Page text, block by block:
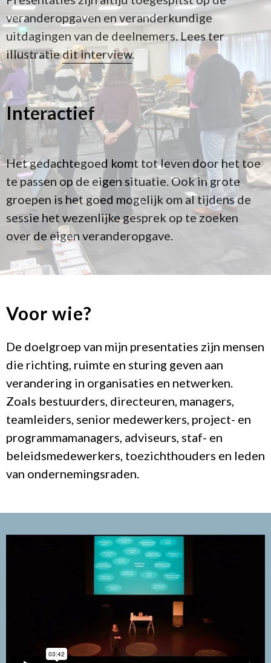
veranderopgaven en veranderkundige
uitdagingen van de deelnemers. Lees ter
illustratiedit interview.
Interactief
Het gedachtegoed komt tot leven door het toe
te passen op de eigen situatie. Ook in grote
groepen is het goed mogelijk om al tijdens de
sessie het wezenlijke gesprek op te zoeken
over de eigen veranderopgave.
Voor wie?
De doelgroep van mijn presentaties zijn mensen
die richting, ruimte en sturing geven aan
verandering in organisaties en netwerken.
Zoals bestuurders, directeuren, managers,
teamleiders, senior medewerkers, project- en
programmamanagers, adviseurs, staf- en
beleidsmedewerkers, toezichthouders en leden
van ondernemingsraden.